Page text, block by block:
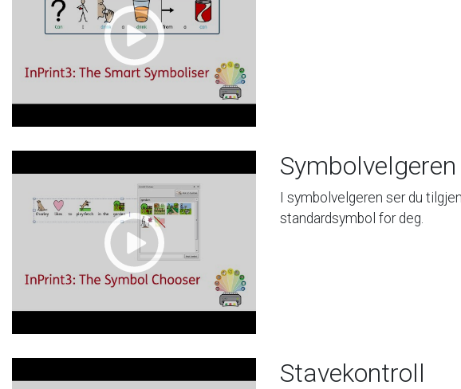
Symbolvelgeren
symbolvelgeren ser du
standardsymbol for deg.
Stavekontroll